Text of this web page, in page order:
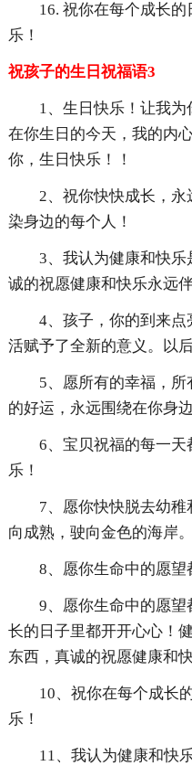
16. 祝你在每个成长
乐！
祝孩子的生日祝福语3
1、生日快乐！让我
在你生日的今天，我的内
你，生日快乐！！
2、祝你快快成长，
染身边的每个人！
3、我认为健康和快
诚的祝愿健康和快乐永远
4、孩子，你的到来
活赋予了全新的意义。以
5、愿所有的幸福，
的好运，永远围绕在你身
6、宝贝祝福的每一
乐！
7、愿你快快脱去幼
向成熟，驶向金色的海岸。
8、愿你生命中的愿望
9、愿你生命中的愿
长的日子里都开开心心！
东西，真诚的祝愿健康和
10、祝你在每个成长
乐！
11、我认为健康和快